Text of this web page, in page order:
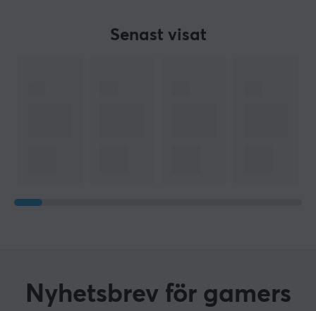
Senast visat
Nyhetsbrev för gamers